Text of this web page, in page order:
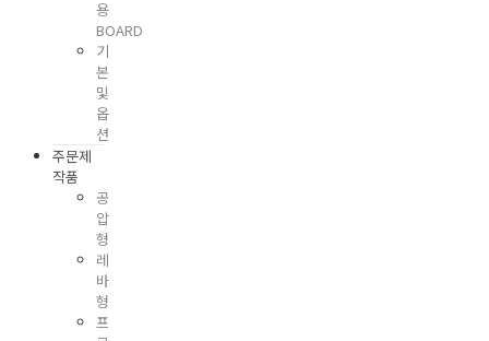
용
BOARD
기
본
및
옵
션
주문제
작품
공
압
형
레
바
형
프